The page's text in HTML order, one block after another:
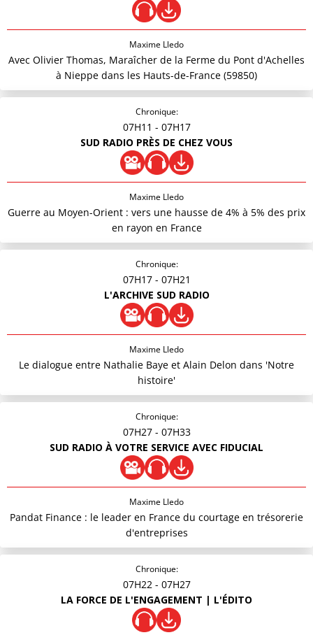
Maxime Lledo
Avec Olivier Thomas, Maraîcher de la Ferme du Pont d'Achelles
à Nieppe dans les Hauts-de-France (59850)
Chronique:
07H11 - 07H17
SUD RADIO PRÈS DE CHEZ VOUS
Maxime Lledo
Guerre au Moyen-Orient : vers une hausse de 4% à 5% des prix
en rayon en France
Chronique:
07H17 - 07H21
L'ARCHIVE SUD RADIO
Maxime Lledo
Le dialogue entre Nathalie Baye et Alain Delon dans 'Notre
histoire'
Chronique:
07H27 - 07H33
SUD RADIO À VOTRE SERVICE AVEC FIDUCIAL
Maxime Lledo
Pandat Finance : le leader en France du courtage en trésorerie
d'entreprises
Chronique:
07H22 - 07H27
LA FORCE DE L'ENGAGEMENT | L'ÉDITO